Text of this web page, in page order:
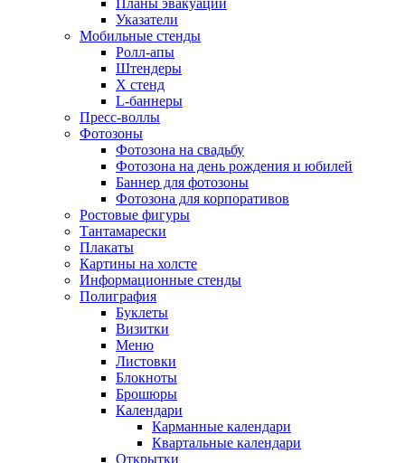
Планы эвакуации
Указатели
Мобильные стенды
Ролл-апы
Штендеры
Х стенд
L-баннеры
Пресс-воллы
Фотозоны
Фотозона на свадьбу
Фотозона на день рождения и юбилей
Баннер для фотозоны
Фотозона для корпоративов
Ростовые фигуры
Тантамарески
Плакаты
Картины на холсте
Информационные стенды
Полиграфия
Буклеты
Визитки
Меню
Листовки
Блокноты
Брошюры
Календари
Карманные календари
Квартальные календари
Открытки